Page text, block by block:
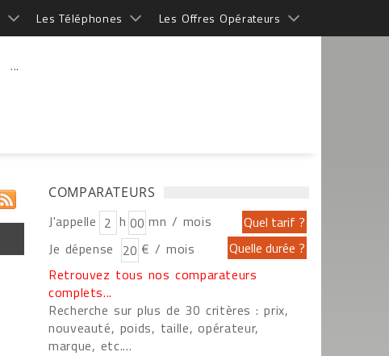
Les Téléphones Les Offres Opérateurs
...
COMPARATEURS
J'appelle h
mn / mois
Je dépense
€ / mois
Retrouvez tous nos comparateurs
complets...
Recherche sur plus de 30 critères : prix,
nouveauté, poids, taille, opérateur,
marque, etc....